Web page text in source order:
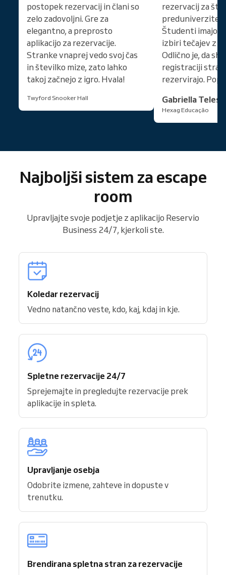
postopek rezervacij in člani so
zelo zadovoljni. Gre za
elegantno, a preprosto
aplikacijo za rezervacije.
Stranke vnaprej vedo svoj čas
in številko mize, zato lahko
takoj začnejo z igro. Hvala!
Twyford Snooker Hall
rezervacij za
Študenti imajo
izbiri tečajev z
Odlično je, da
registraciji
rezervirajo.
Gabriella Teles
Hexag Educação
Najboljši sistem za escape
room
Upravljajte svoje podjetje z aplikacijo Reservio
Business 24/7, kjerkoli ste.
Koledar rezervacij
Vedno natančno veste, kdo, kaj, kdaj in kje.
Spletne rezervacije 24/7
Sprejemajte in pregledujte rezervacije prek
aplikacije in spleta.
Upravljanje osebja
Odobrite izmene, zahteve in dopuste v
trenutku.
Brendirana spletna stran za rezervacije